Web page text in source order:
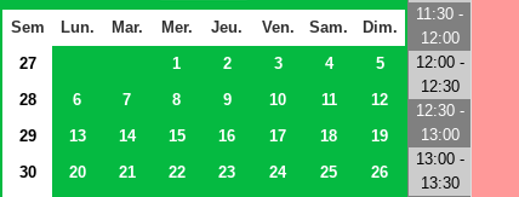
Sem Lun. Mar. Mer. Jeu. Ven. Sam.
Dim.
27
1 2 3 4
5
28
6 7 8 9 10 11
12
29
13 14 15 16 17 18
19
30
20 21 22 23 24 25
26
11:30 -
12:00
12:00 -
12:30
12:30 -
13:00
13:00 -
13:30